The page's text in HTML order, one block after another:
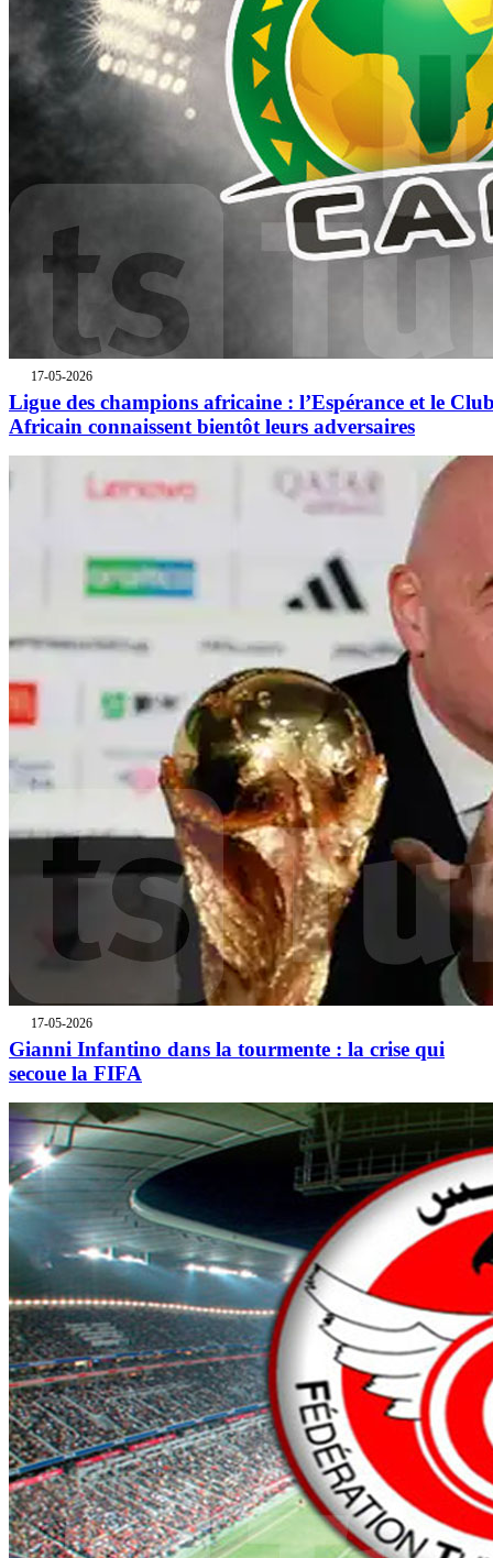
17-05-2026
Ligue des champions africaine : l’Espérance et le
Africain connaissent bientôt leurs adversaires
17-05-2026
Gianni Infantino dans la tourmente : la crise qui
secoue la FIFA